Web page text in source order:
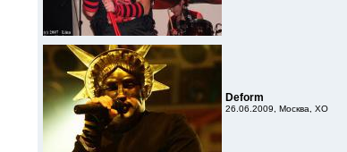
Deform
26.06.2009, Москва, XO